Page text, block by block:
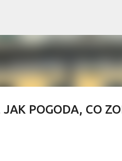
POGODA, CO